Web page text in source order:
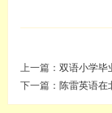
上一篇： 双语小学毕
下一篇： 陈雷英语在